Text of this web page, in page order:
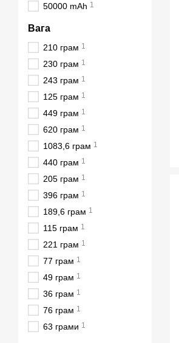
50000 mAh 1
Вага
210 грам 1
230 грам 1
243 грам 1
125 грам 1
449 грам 1
620 грам 1
1083,6 грам 1
440 грам 1
205 грам 1
396 грам 1
189,6 грам 1
115 грам 1
221 грам 1
77 грам 1
49 грам 1
36 грам 1
76 грам 1
63 грами 1